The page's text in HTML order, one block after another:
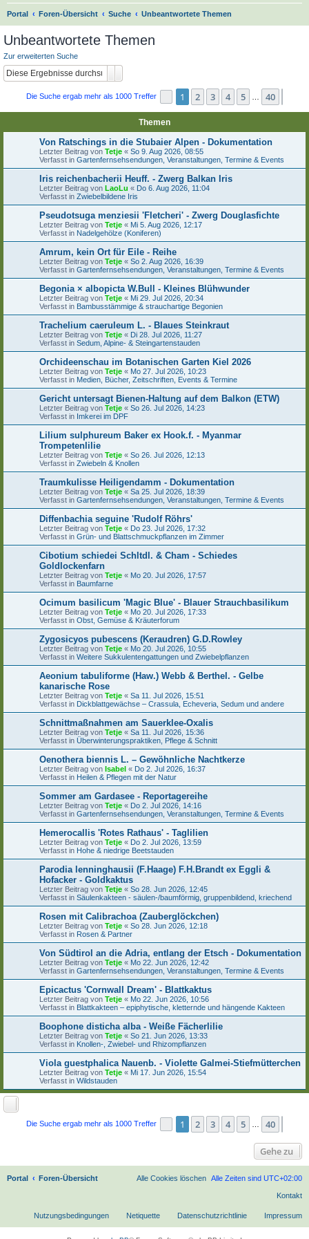
Portal Foren-Übersicht Suche Unbeantwortete Themen
Unbeantwortete Themen
Zur erweiterten Suche
Die Suche ergab mehr als 1000 Treffer Seite 1von 40
1 2 3 4 5 40
Themen
Von Ratschings in die Stubaier Alpen - Dokumentation
Letzter Beitrag von Tetje « So 9. Aug 2026, 08:55
Verfasst in Gartenfernsehsendungen, Veranstaltungen, Termine & Events
Iris reichenbacherii Heuff. - Zwerg Balkan Iris
Letzter Beitrag von LaoLu « Do 6. Aug 2026, 11:04
Verfasst in Zwiebelbildene Iris
Pseudotsuga menziesii 'Fletcheri' - Zwerg Douglasfichte
Letzter Beitrag von Tetje « Mi 5. Aug 2026, 12:17
Verfasst in Nadelgehölze (Koniferen)
Amrum, kein Ort für Eile - Reihe
Letzter Beitrag von Tetje « So 2. Aug 2026, 16:39
Verfasst in Gartenfernsehsendungen, Veranstaltungen, Termine & Events
Begonia × albopicta W.Bull - Kleines Blühwunder
Letzter Beitrag von Tetje « Mi 29. Jul 2026, 20:34
Verfasst in Bambusstämmige & strauchartige Begonien
Trachelium caeruleum L. - Blaues Steinkraut
Letzter Beitrag von Tetje « Di 28. Jul 2026, 11:27
Verfasst in Sedum, Alpine- & Steingartenstauden
Orchideenschau im Botanischen Garten Kiel 2026
Letzter Beitrag von Tetje « Mo 27. Jul 2026, 10:23
Verfasst in Medien, Bücher, Zeitschriften, Events & Termine
Gericht untersagt Bienen-Haltung auf dem Balkon (ETW)
Letzter Beitrag von Tetje « So 26. Jul 2026, 14:23
Verfasst in Imkerei im DPF
Lilium sulphureum Baker ex Hook.f. - Myanmar
Trompetenlilie
Letzter Beitrag von Tetje « So 26. Jul 2026, 12:13
Verfasst in Zwiebeln & Knollen
Traumkulisse Heiligendamm - Dokumentation
Letzter Beitrag von Tetje « Sa 25. Jul 2026, 18:39
Verfasst in Gartenfernsehsendungen, Veranstaltungen, Termine & Events
Diffenbachia seguine 'Rudolf Röhrs'
Letzter Beitrag von Tetje « Do 23. Jul 2026, 17:32
Verfasst in Grün- und Blattschmuckpflanzen im Zimmer
Cibotium schiedei Schltdl. & Cham - Schiedes
Goldlockenfarn
Letzter Beitrag von Tetje « Mo 20. Jul 2026, 17:57
Verfasst in Baumfarne
Ocimum basilicum 'Magic Blue' - Blauer Strauchbasilikum
Letzter Beitrag von Tetje « Mo 20. Jul 2026, 17:33
Verfasst in Obst, Gemüse & Kräuterforum
Zygosicyos pubescens (Keraudren) G.D.Rowley
Letzter Beitrag von Tetje « Mo 20. Jul 2026, 10:55
Verfasst in Weitere Sukkulentengattungen und Zwiebelpflanzen
Aeonium tabuliforme (Haw.) Webb & Berthel. - Gelbe
kanarische Rose
Letzter Beitrag von Tetje « Sa 11. Jul 2026, 15:51
Verfasst in Dickblattgewächse – Crassula, Echeveria, Sedum und andere
Schnittmaßnahmen am Sauerklee-Oxalis
Letzter Beitrag von Tetje « Sa 11. Jul 2026, 15:36
Verfasst in Überwinterungspraktiken, Pflege & Schnitt
Oenothera biennis L. – Gewöhnliche Nachtkerze
Letzter Beitrag von Isabel « Do 2. Jul 2026, 16:37
Verfasst in Heilen & Pflegen mit der Natur
Sommer am Gardasee - Reportagereihe
Letzter Beitrag von Tetje « Do 2. Jul 2026, 14:16
Verfasst in Gartenfernsehsendungen, Veranstaltungen, Termine & Events
Hemerocallis 'Rotes Rathaus' - Taglilien
Letzter Beitrag von Tetje « Do 2. Jul 2026, 13:59
Verfasst in Hohe & niedrige Beetstauden
Parodia lenninghausii (F.Haage) F.H.Brandt ex Eggli &
Hofacker - Goldkaktus
Letzter Beitrag von Tetje « So 28. Jun 2026, 12:45
Verfasst in Säulenkakteen - säulen-/baumförmig, gruppenbildend, kriechend
Rosen mit Calibrachoa (Zauberglöckchen)
Letzter Beitrag von Tetje « So 28. Jun 2026, 12:18
Verfasst in Rosen & Partner
Von Südtirol an die Adria, entlang der Etsch - Dokumentation
Letzter Beitrag von Tetje « Mo 22. Jun 2026, 12:42
Verfasst in Gartenfernsehsendungen, Veranstaltungen, Termine & Events
Epicactus 'Cornwall Dream' - Blattkaktus
Letzter Beitrag von Tetje « Mo 22. Jun 2026, 10:56
Verfasst in Blattkakteen – epiphytische, kletternde und hängende Kakteen
Boophone disticha alba - Weiße Fächerlilie
Letzter Beitrag von Tetje « So 21. Jun 2026, 13:33
Verfasst in Knollen-, Zwiebel- und Rhizompflanzen
Viola guestphalica Nauenb. - Violette Galmei-Stiefmütterchen
Letzter Beitrag von Tetje « Mi 17. Jun 2026, 15:54
Verfasst in Wildstauden
Die Suche ergab mehr als 1000 Treffer Seite 1von 40
1 2 3 4 5 40
Gehe zu
Portal Foren-Übersicht Alle Zeiten sind UTC+02:00
Alle Cookies löschen
Kontakt
Impressum
Datenschutzrichtlinie
Netiquette
Nutzungsbedingungen